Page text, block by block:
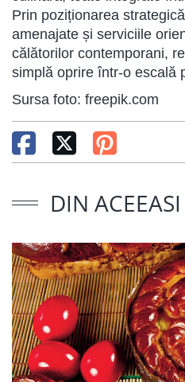
Prin poziționarea
amenajate și serviciile
călătorilor contemporani,
simplă oprire într-o escală
Sursa foto: freepik.com
DIN ACEEASI